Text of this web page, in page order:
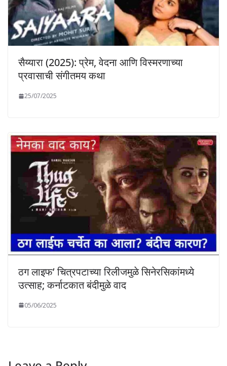
सैय्यारा (2025): प्रेम, वेदना आणि विस्मरणाच्या
प्रवासाची संगीतमय कथा
25/07/2025
ठग लाइफ’ चित्रपटाच्या रिलीजमुळे सिनेरसिकांमध्ये
उत्साह; कर्नाटकात बंदीमुळे वाद
05/06/2025